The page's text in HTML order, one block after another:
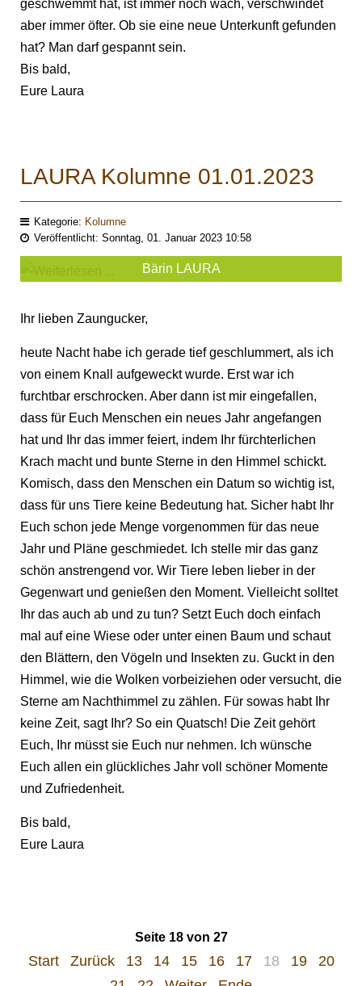
geschwemmt hat, ist immer noch wach, verschwindet
aber immer öfter. Ob sie eine neue Unterkunft gefunden
hat? Man darf gespannt sein.
Bis bald,
Eure Laura
LAURA Kolumne 01.01.2023
Kategorie: Kolumne
Veröffentlicht: Sonntag, 01. Januar 2023 10:58
Bärin LAURA
Ihr lieben Zaungucker,
heute Nacht habe ich gerade tief geschlummert, als ich
von einem Knall aufgeweckt wurde. Erst war ich
furchtbar erschrocken. Aber dann ist mir eingefallen,
dass für Euch Menschen ein neues Jahr angefangen
hat und Ihr das immer feiert, indem Ihr fürchterlichen
Krach macht und bunte Sterne in den Himmel schickt.
Komisch, dass den Menschen ein Datum so wichtig ist,
dass für uns Tiere keine Bedeutung hat. Sicher habt Ihr
Euch schon jede Menge vorgenommen für das neue
Jahr und Pläne geschmiedet. Ich stelle mir das ganz
schön anstrengend vor. Wir Tiere leben lieber in der
Gegenwart und genießen den Moment. Vielleicht solltet
Ihr das auch ab und zu tun? Setzt Euch doch einfach
mal auf eine Wiese oder unter einen Baum und schaut
den Blättern, den Vögeln und Insekten zu. Guckt in den
Himmel, wie die Wolken vorbeiziehen oder versucht, die
Sterne am Nachthimmel zu zählen. Für sowas habt Ihr
keine Zeit, sagt Ihr? So ein Quatsch! Die Zeit gehört
Euch, Ihr müsst sie Euch nur nehmen. Ich wünsche
Euch allen ein glückliches Jahr voll schöner Momente
und Zufriedenheit.
Bis bald,
Eure Laura
Seite 18 von 27
Start Zurück 13 14 15 16 17 18 19
20